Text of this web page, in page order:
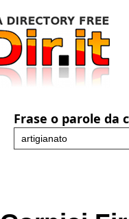
Frase o parole da